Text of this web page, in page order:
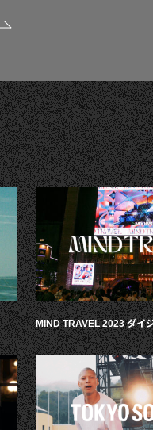
MIND TRAVEL 2023 ダイ